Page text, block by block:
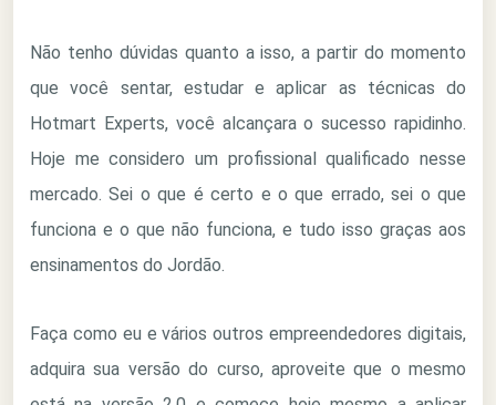
Não tenho dúvidas quanto a isso, a partir do momento
que você sentar, estudar e aplicar as técnicas do
Hotmart Experts, você alcançara o sucesso rapidinho.
Hoje me considero um profissional qualificado nesse
mercado. Sei o que é certo e o que errado, sei o que
funciona e o que não funciona, e tudo isso graças aos
ensinamentos do Jordão.
Faça como eu e vários outros empreendedores digitais,
adquira sua versão do curso, aproveite que o mesmo